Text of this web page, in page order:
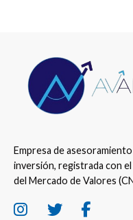
Empresa de
inversión, registrada con
del Mercado de Valores